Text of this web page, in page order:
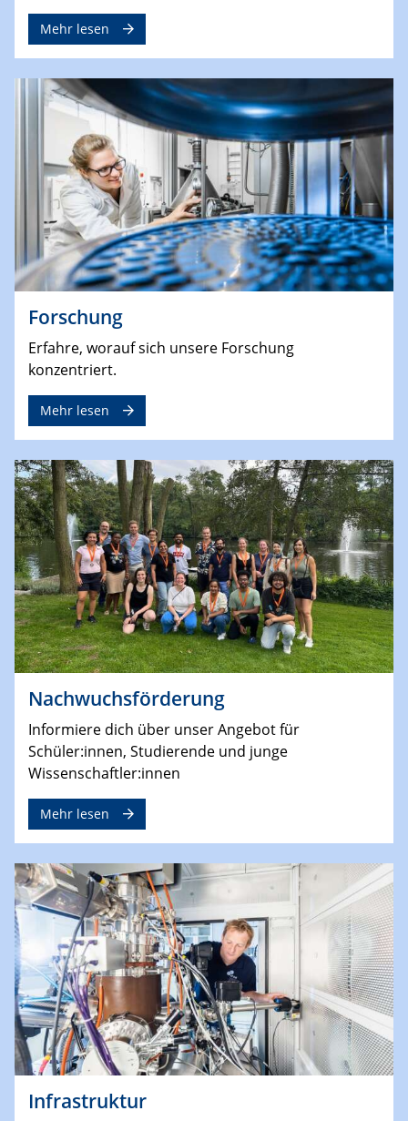
Mehr lesen
Forschung
Erfahre, worauf sich unsere Forschung
konzentriert.
Mehr lesen
Nachwuchsförderung
Informiere dich über unser Angebot für
Schüler:innen, Studierende und junge
Wissenschaftler:innen
Mehr lesen
Infrastruktur